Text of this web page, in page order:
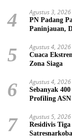
4 Agustus 3, 2026
PN Padang
Paninjauan,
5 Agustus 4, 2026
Cuaca
Zona Siaga
6 Agustus 4, 2026
Sebanyak
Profiling ASN
7 Agustus 5, 2026
Residivis